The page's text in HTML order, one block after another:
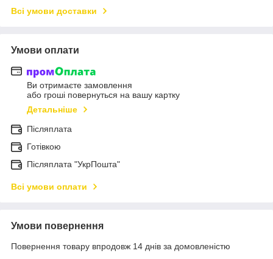
Всі умови доставки
Умови оплати
Ви отримаєте замовлення
або гроші повернуться на вашу картку
Детальніше
Післяплата
Готівкою
Післяплата "УкрПошта"
Всі умови оплати
Умови повернення
Повернення товару впродовж 14 днів за домовленістю